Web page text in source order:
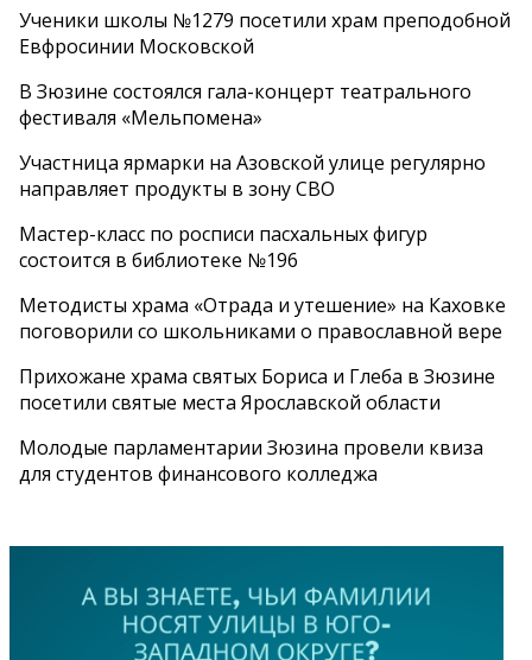
Ученики школы №1279 посетили храм преподобной
Евфросинии Московской
В Зюзине состоялся гала-концерт театрального
фестиваля «Мельпомена»
Участница ярмарки на Азовской улице регулярно
направляет продукты в зону СВО
Мастер-класс по росписи пасхальных фигур
состоится в библиотеке №196
Методисты храма «Отрада и утешение» на Каховке
поговорили со школьниками о православной вере
Прихожане храма святых Бориса и Глеба в Зюзине
посетили святые места Ярославской области
Молодые парламентарии Зюзина провели квиза
для студентов финансового колледжа